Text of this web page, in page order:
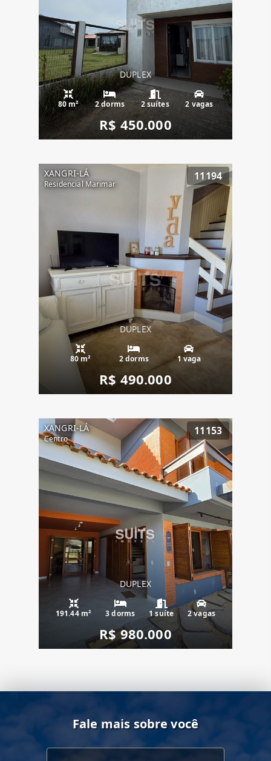
DUPLEX
80 m² 2 dorms 2 suítes 2 vagas
R$ 450.000
XANGRI-LÁ
Residencial Marimar
11194
DUPLEX
80 m² 2 dorms 1 vaga
R$ 490.000
XANGRI-LÁ
Centro
11153
DUPLEX
191.44 m² 3 dorms 1 suíte 2 vagas
R$ 980.000
Fale mais sobre você